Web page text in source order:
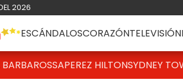
2026
ESCÁNDALOSCORAZÓNTELEVISIÓN
PEREZ HILTONSYDNEY